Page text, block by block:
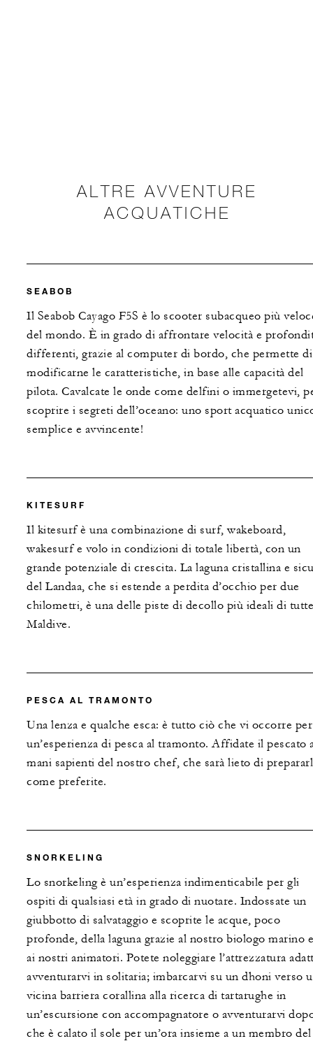
ALTRE AVVENTURE
ACQUATICHE
SEABOB
Il Seabob Cayago F5S è lo scooter subacqueo più
del mondo. È in grado di affrontare velocità e
differenti, grazie al computer di bordo, che permette di
modificarne le caratteristiche, in base alle capacità del
pilota. Cavalcate le onde come delfini o immergetevi,
scoprire i segreti dell’oceano: uno sport acquatico
semplice e avvincente!
KITESURF
Il kitesurf è una combinazione di surf, wakeboard,
wakesurf e volo in condizioni di totale libertà, con un
grande potenziale di crescita. La laguna cristallina e
del Landaa, che si estende a perdita d’occhio per due
chilometri, è una delle piste di decollo più ideali di
Maldive.
PESCA AL TRAMONTO
Una lenza e qualche esca: è tutto ciò che vi occorre per
un’esperienza di pesca al tramonto. Affidate il pescato
mani sapienti del nostro chef, che sarà lieto di
come preferite.
SNORKELING
Lo snorkeling è un’esperienza indimenticabile per gli
ospiti di qualsiasi età in grado di nuotare. Indossate un
giubbotto di salvataggio e scoprite le acque, poco
profonde, della laguna grazie al nostro biologo marino
ai nostri animatori. Potete noleggiare l’attrezzatura
avventurarvi in solitaria; imbarcarvi su un dhoni verso
vicina barriera corallina alla ricerca di tartarughe in
un’escursione con accompagnatore o avventurarvi
che è calato il sole per un’ora insieme a un membro del